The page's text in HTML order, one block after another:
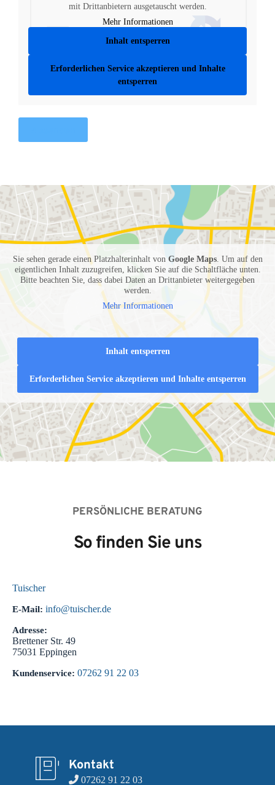
mit Drittanbietern ausgetauscht werden.
Mehr Informationen
Inhalt entsperren
Erforderlichen Service akzeptieren und Inhalte
entsperren
Sie sehen gerade einen Platzhalterinhalt von Google Maps. Um auf den
eigentlichen Inhalt zuzugreifen, klicken Sie auf die Schaltfläche unten.
Bitte beachten Sie, dass dabei Daten an Drittanbieter weitergegeben
werden.
Mehr Informationen
Inhalt entsperren
Erforderlichen Service akzeptieren und Inhalte entsperren
PERSÖNLICHE BERATUNG
So finden Sie uns
Tuischer
E-Mail: info@tuischer.de
Adresse:
Brettener Str. 49
75031 Eppingen
Kundenservice: 07262 91 22 03
Kontakt
07262 91 22 03